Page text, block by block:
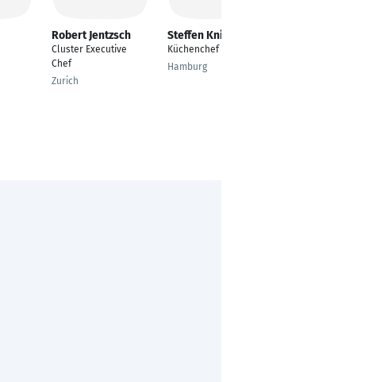
Robert Jentzsch
Cluster Executive
Chef
Zurich
Steffen Kniesa
Küchenchef
Hamburg